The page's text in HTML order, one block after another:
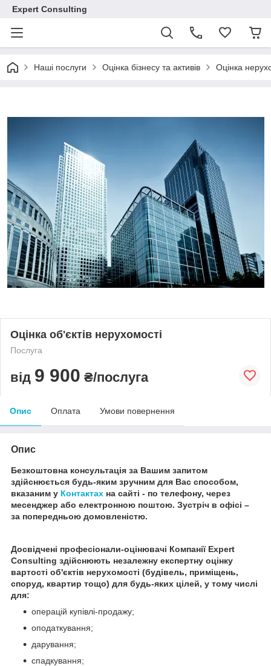
Expert Consulting
Наші послуги Оцінка бізнесу та активів Оцінка
Оцінка об'єктів нерухомості
Послуга
від 9 900 ₴/послуга
Опис Оплата Умови повернення
Опис
Безкоштовна консультація за Вашим запитом
здійснюється будь-яким зручним для Вас способом,
вказаним у Контактах на сайті - по телефону, через
месенджер або електронною поштою. Зустріч в офісі –
за попередньою домовленістю.
Досвідчені професіонали-оцінювачі Компанії Expert
Consulting здійснюють незалежну експертну оцінку
вартості об'єктів нерухомості (будівель, приміщень,
споруд, квартир тощо) для будь-яких цілей, у тому числі
для:
операцій купівлі-продажу;
оподаткування;
дарування;
спадкування;